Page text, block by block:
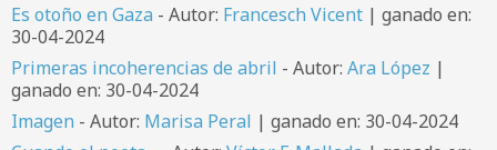
Es otoño en Gaza - Autor: Francesch Vicent | ganado en:
30-04-2024
Primeras incoherencias de abril - Autor: Ara López |
ganado en: 30-04-2024
Imagen - Autor: Marisa Peral | ganado en: 30-04-2024